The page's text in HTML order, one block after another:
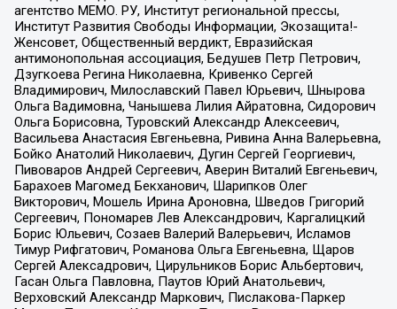
агентство МЕМО. РУ, Институт региональной прессы,
Институт Развития Свободы Информации, Экозащита!-
Женсовет, Общественный вердикт, Евразийская
антимонопольная ассоциация, Бедушев Петр Петрович,
Дзугкоева Регина Николаевна, Кривенко Сергей
Владимирович, Милославский Павел Юрьевич, Шнырова
Ольга Вадимовна, Чанышева Лилия Айратовна, Сидорович
Ольга Борисовна, Туровский Александр Алексеевич,
Васильева Анастасия Евгеньевна, Ривина Анна Валерьевна,
Бойко Анатолий Николаевич, Дугин Сергей Георгиевич,
Пивоваров Андрей Сергеевич, Аверин Виталий Евгеньевич,
Барахоев Магомед Бекханович, Шарипков Олег
Викторович, Мошель Ирина Ароновна, Шведов Григорий
Сергеевич, Пономарев Лев Александрович, Каргалицкий
Борис Юльевич, Созаев Валерий Валерьевич, Исламов
Тимур Рифгатович, Романова Ольга Евгеньевна, Щаров
Сергей Алексадрович, Цирульников Борис Альбертович,
Гасан Ольга Павловна, Паутов Юрий Анатольевич,
Верховский Александр Маркович, Пислакова-Паркер